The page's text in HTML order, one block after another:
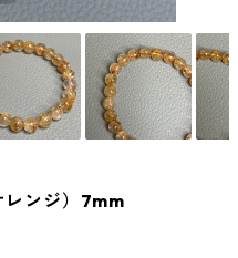
レンジ）7mm